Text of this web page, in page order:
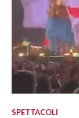
SPETTACOLI